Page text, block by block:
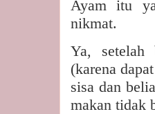
Ayam itu
nikmat.
Ya, setelah
(karena
sisa dan
makan tidak